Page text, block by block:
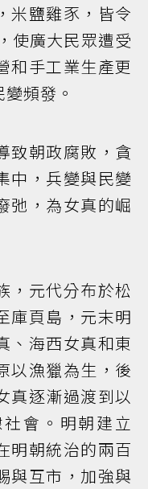
米鹽雞豕，皆令
使廣大民眾遭受
和手工業生產更
頻發。
致朝政腐敗，貪
中，兵變與民變
弛，為女真的崛
，元代分布於松
庫頁島，元末明
、海西女真和東
以漁獵為生，後
真逐漸過渡到以
會。明朝建立
明朝統治的兩百
與互市，加強與